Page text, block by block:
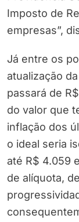
Imposto de
empresas”,
Já entre os
atualização
passará de
do valor que
inflação dos
o ideal seria
até R$ 4.059
de alíquota,